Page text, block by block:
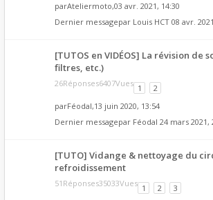
parAteliermoto,03 avr. 2021, 14:30
Dernier messagepar Louis HCT 08 avr.
[TUTOS en VIDÉOS] La révision de
filtres, etc.)
26Réponses6407Vues 1
2
parFéodal,13 juin 2020, 13:54
Dernier messagepar Féodal 24 mars 2021,
[TUTO] Vidange & nettoyage du
refroidissement
51Réponses35033Vues 1 2
3